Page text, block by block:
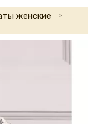
женские